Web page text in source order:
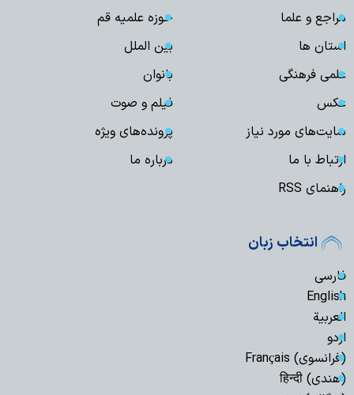
مراجع و علما
حوزه علمیه قم
استان ها
بین الملل
علمی فرهنگی
بانوان
عکس
فیلم و صوت
سایت‌های مورد نیاز
پرونده‌های ویژه
ارتباط با ما
درباره ما
راهنمای RSS
انتخاب زبان
فارسی
English
العربیة
اردو
(فرانسوی) Français
(هندی) हिन्दी